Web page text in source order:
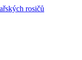
rosičů